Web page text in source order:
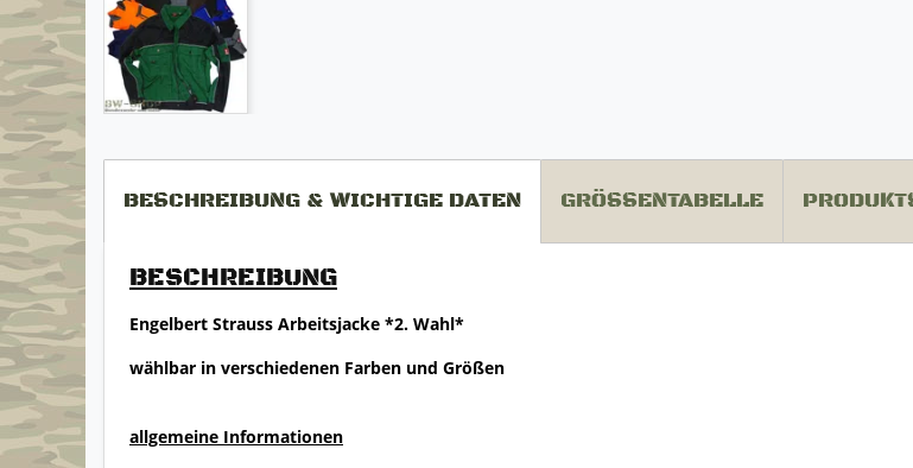
BESCHREIBUNG & WICHTIGE DATEN GRÖSSENTABELLE
BESCHREIBUNG
Engelbert Strauss Arbeitsjacke *2. Wahl*
wählbar in verschiedenen Farben und Größen
allgemeine Informationen